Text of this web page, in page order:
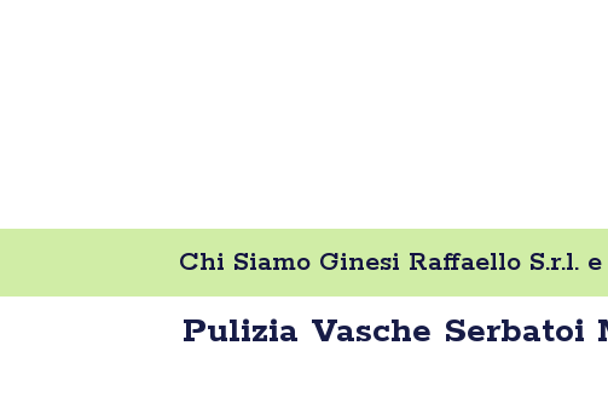
Chi Siamo Ginesi Raffaello S.r.l. e
Pulizia Vasche Serbatoi